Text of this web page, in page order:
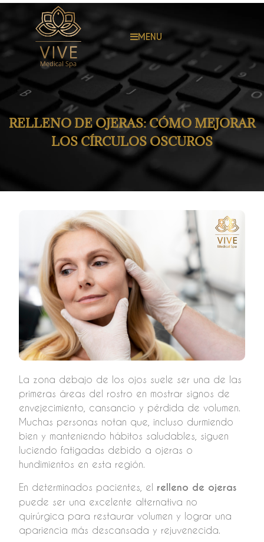
MENU
RELLENO DE OJERAS: CÓMO MEJORAR
LOS CÍRCULOS OSCUROS
La zona debajo de los ojos suele ser una de las
primeras áreas del rostro en mostrar signos de
envejecimiento, cansancio y pérdida de volumen.
Muchas personas notan que, incluso durmiendo
bien y manteniendo hábitos saludables, siguen
luciendo fatigadas debido a ojeras o
hundimientos en esta región.
En determinados pacientes, el relleno de ojeras
puede ser una excelente alternativa no
quirúrgica para restaurar volumen y lograr una
apariencia más descansada y rejuvenecida.